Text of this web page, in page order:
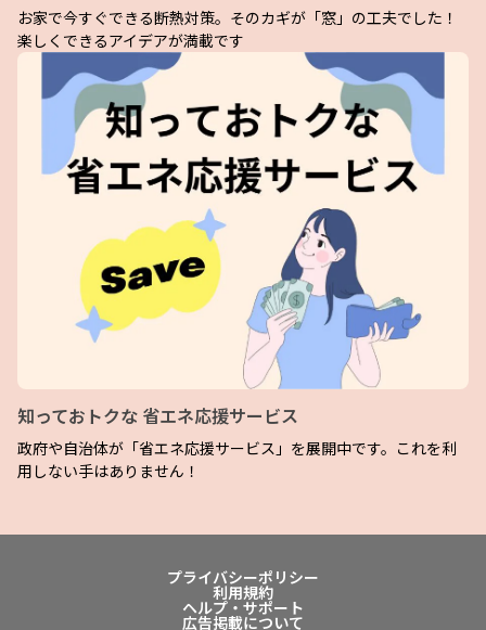
お家で今すぐできる断熱対策。そのカギが「窓」の工夫でした！
楽しくできるアイデアが満載です
知っておトクな 省エネ応援サービス
政府や自治体が「省エネ応援サービス」を展開中です。これを利
用しない手はありません！
プライバシーポリシー
利用規約
ヘルプ・サポート
広告掲載について